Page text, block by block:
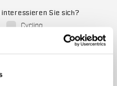
Sie sich?
Cycling
durchzuführen und mir